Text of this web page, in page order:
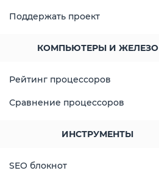
Поддержать проект
КОМПЬЮТЕРЫ И ЖЕЛЕЗО
Рейтинг процессоров
Сравнение процессоров
ИНСТРУМЕНТЫ
SEO блокнот
Поиск процессоров